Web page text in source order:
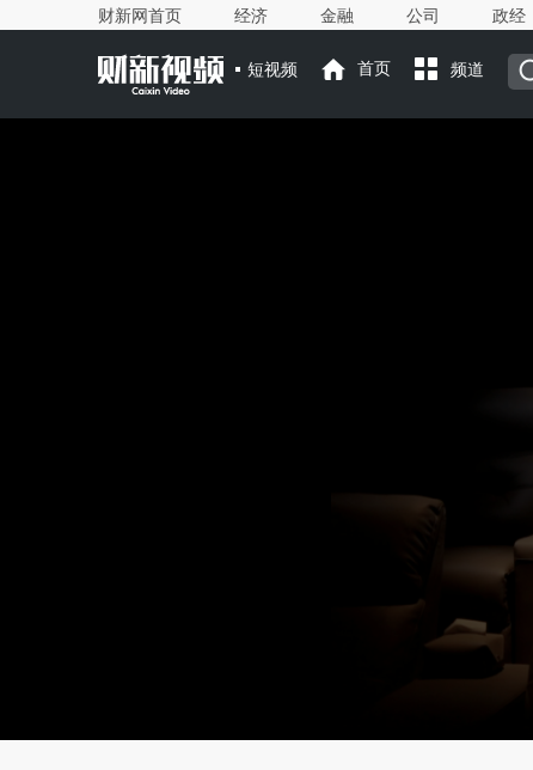
财新网首页 经济 金融 公司 政经
短视频 首页 频道